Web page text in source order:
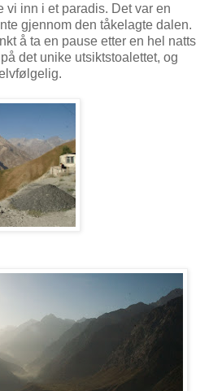
vi inn i et paradis. Det var en
gjennom den tåkelagte dalen.
å ta en pause etter en hel natts
det unike utsiktstoalettet, og